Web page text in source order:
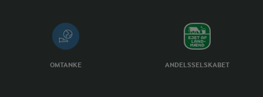
OMTANKE ANDELSSELSKABET